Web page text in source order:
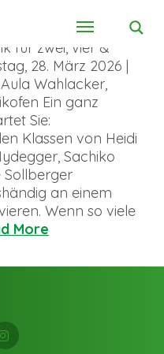
für zwei, vier &
28. März 2026 |
Wahlacker,
Ein ganz
Sie:
Klassen von Heidi
Sachiko
Sollberger
an einem
Wenn so viele
More